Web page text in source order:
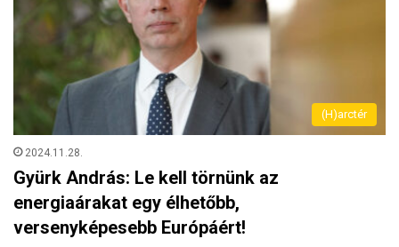
(H)arctér
2024.11.28.
Gyürk András: Le kell törnünk az
energiaárakat egy élhetőbb,
versenyképesebb Európáért!